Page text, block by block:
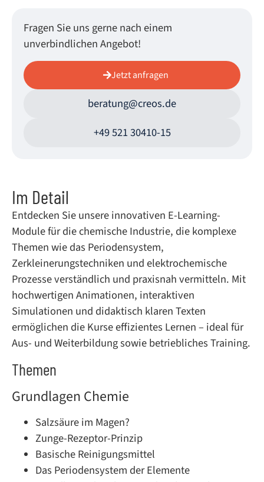
Fragen Sie uns gerne nach einem
unverbindlichen Angebot!
Jetzt anfragen
beratung@creos.de
+49 521 30410-15
Im Detail
Entdecken Sie unsere innovativen E-Learning-
Module für die chemische Industrie, die komplexe
Themen wie das Periodensystem,
Zerkleinerungstechniken und elektrochemische
Prozesse verständlich und praxisnah vermitteln. Mit
hochwertigen Animationen, interaktiven
Simulationen und didaktisch klaren Texten
ermöglichen die Kurse effizientes Lernen – ideal für
Aus- und Weiterbildung sowie betriebliches Training.
Themen
Grundlagen Chemie
Salzsäure im Magen?
Zunge-Rezeptor-Prinzip
Basische Reinigungsmittel
Das Periodensystem der Elemente